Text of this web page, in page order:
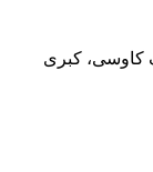
کاوسی، کبری